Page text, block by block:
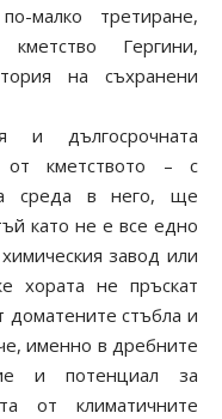
малко третиране,
Гергини,
на съхранени
и дългосрочната
от кметството – с
среда в него, ще
като не е все едно
завод или
хората не пръскат
доматените стъбла и
именно в дребните
и потенциал за
от климатичните